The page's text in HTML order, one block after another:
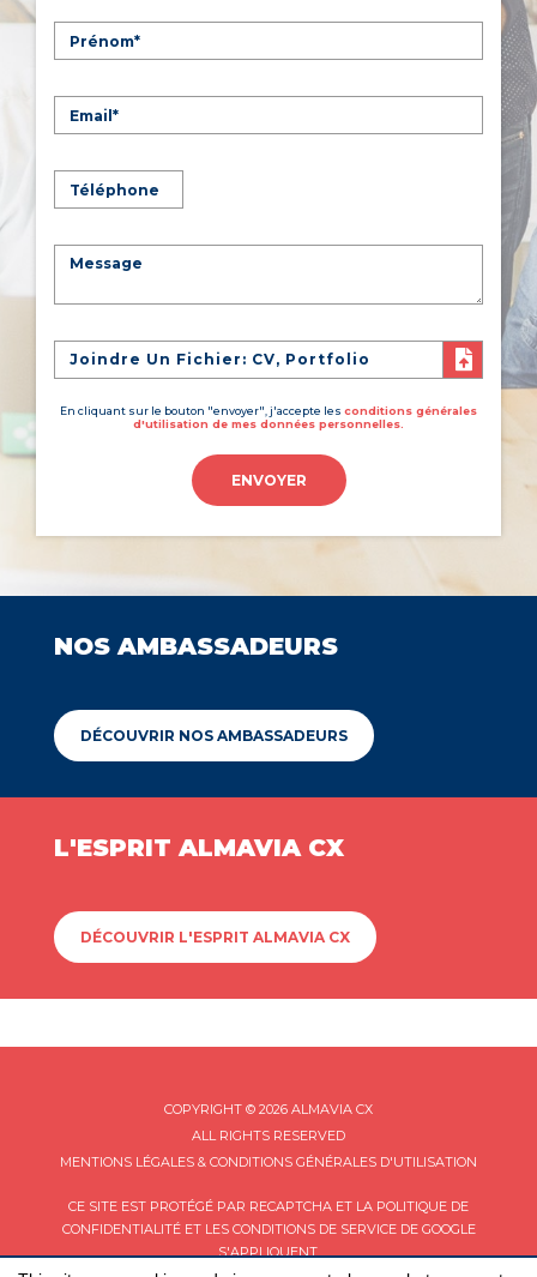
Joindre Un Fichier: CV, Portfolio
En cliquant sur le bouton "envoyer", j'accepte les conditions générales
d'utilisation de mes données personnelles.
ENVOYER
NOS AMBASSADEURS
DÉCOUVRIR NOS AMBASSADEURS
L'ESPRIT ALMAVIA CX
DÉCOUVRIR L'ESPRIT ALMAVIA CX
COPYRIGHT © 2026 ALMAVIA CX
ALL RIGHTS RESERVED
MENTIONS LÉGALES & CONDITIONS GÉNÉRALES D'UTILISATION
CE SITE EST PROTÉGÉ PAR RECAPTCHA ET LA POLITIQUE DE
CONFIDENTIALITÉET LES CONDITIONS DE SERVICEDE GOOGLE
S'APPLIQUENT.